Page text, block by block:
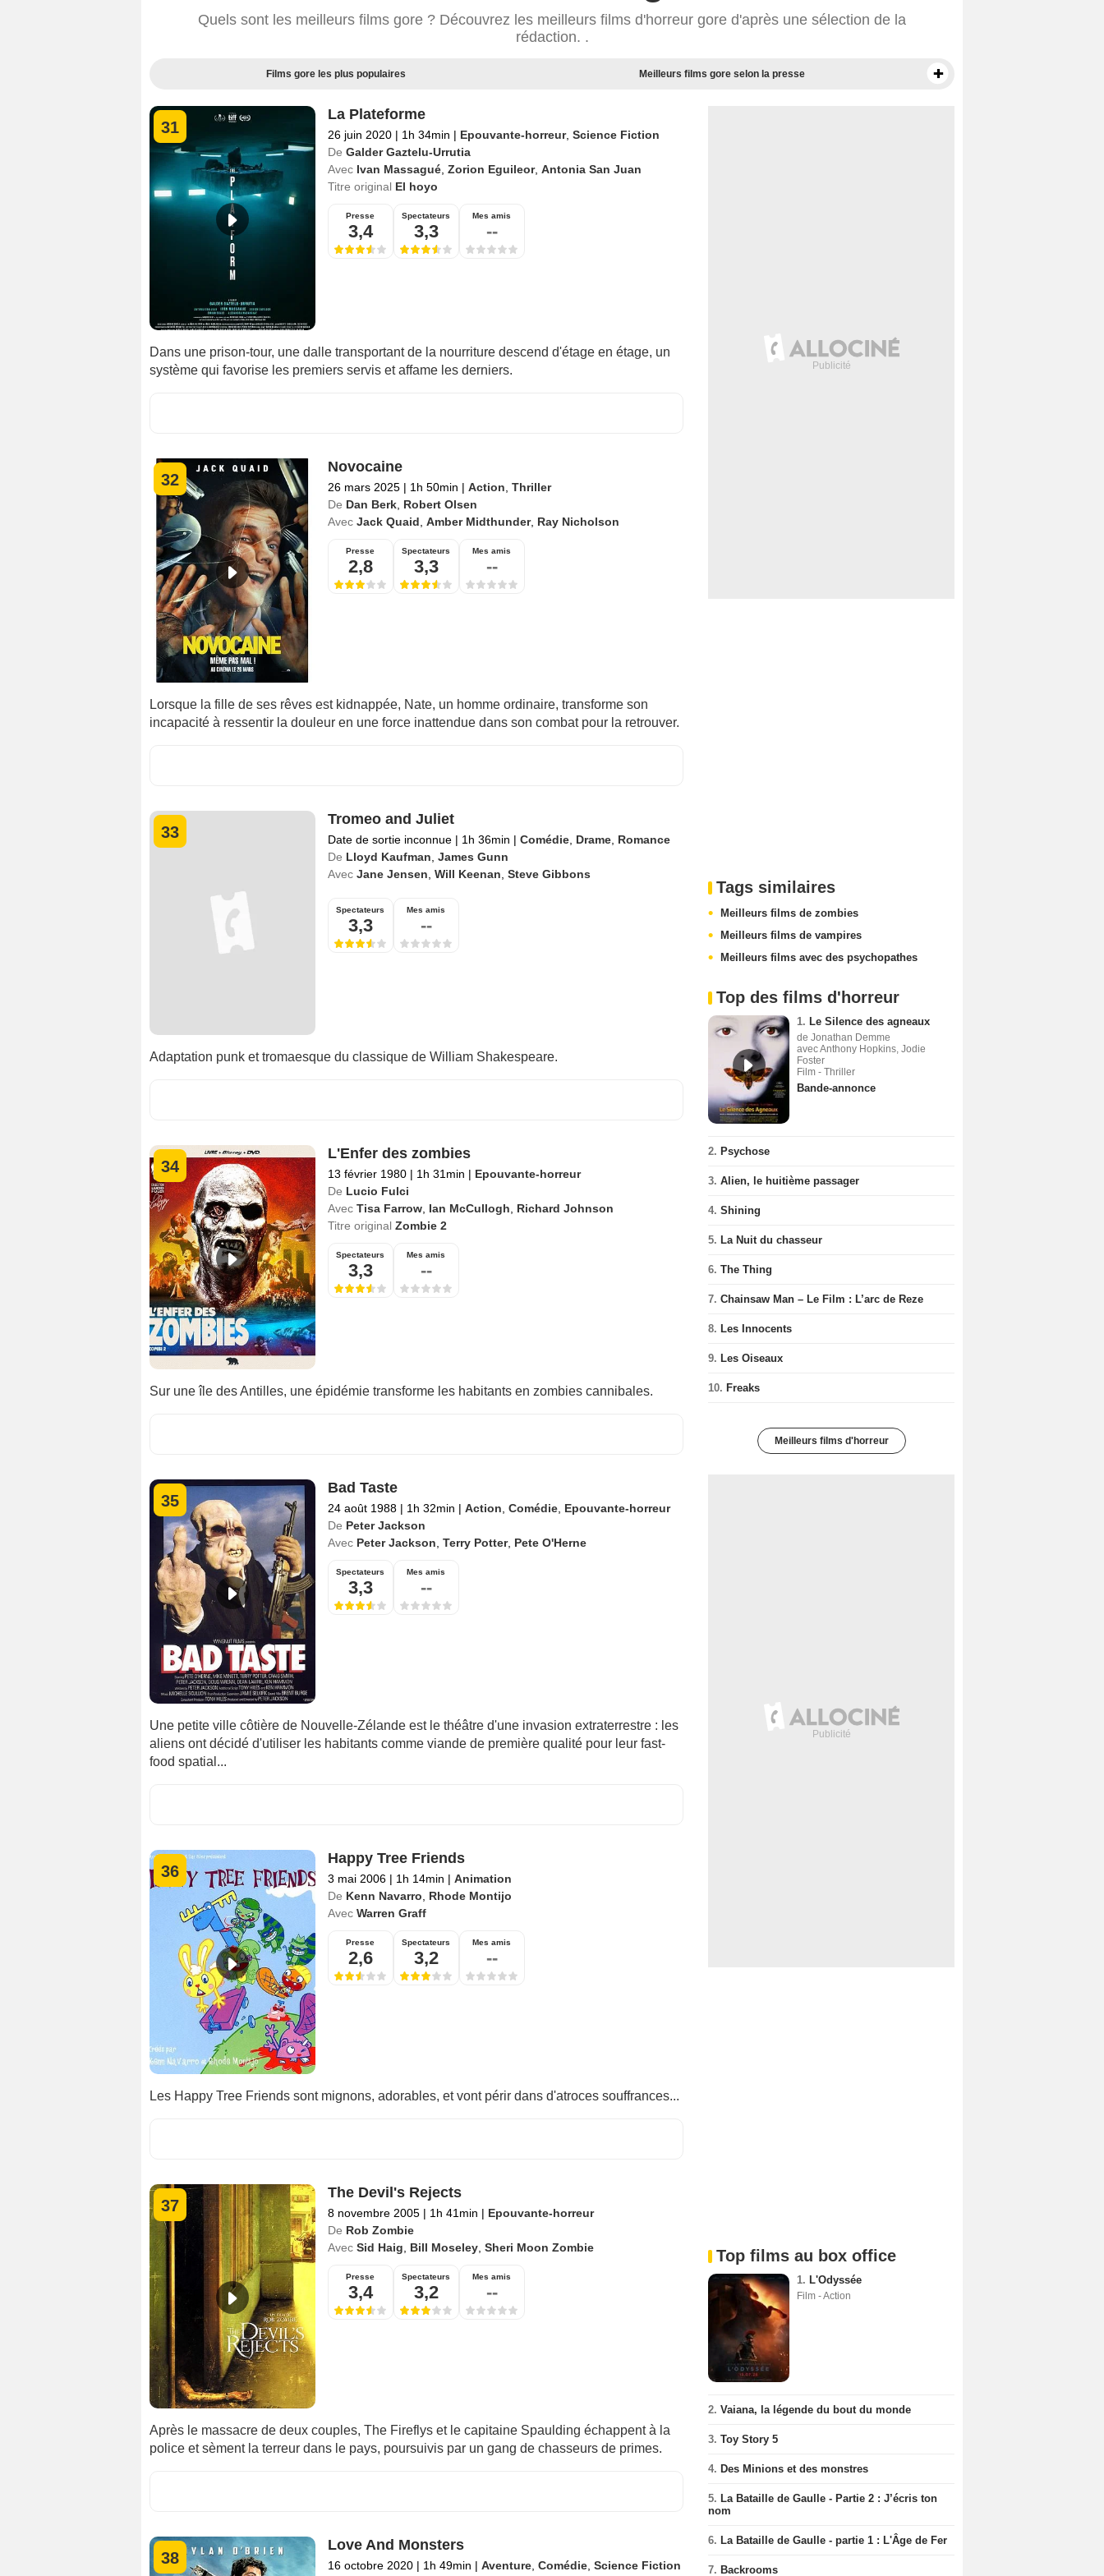
Quels sont les meilleurs films gore ? Découvrez les meilleurs films d'horreur gore d'après une sélection de la
rédaction. .
Films gore les plus populaires Meilleurs films gore selon la presse
31
La Plateforme
26 juin 2020 | 1h 34min | Epouvante-horreur, Science Fiction
De Galder Gaztelu-Urrutia
Avec Ivan Massagué, Zorion Eguileor, Antonia San Juan
Titre original El hoyo
Presse
3,4
Spectateurs
3,3
Mes amis
--
Dans une prison-tour, une dalle transportant de la nourriture descend d'étage en étage, un
système qui favorise les premiers servis et affame les derniers.
32
Novocaine
26 mars 2025 | 1h 50min | Action Thriller
De Dan Berk, Robert Olsen
Avec Jack Quaid Amber Midthunder, Ray Nicholson
Presse
2,8
Spectateurs
3,3
Mes amis
--
Lorsque la fille de ses rêves est kidnappée, Nate, un homme ordinaire, transforme son
incapacité à ressentir la douleur en une force inattendue dans son combat pour la retrouver.
33
Tromeo and Juliet
Date de sortie inconnue | 1h 36min | Comédie, Drame, Romance
De Lloyd Kaufman James Gunn
Avec Jane Jensen Will Keenan Steve Gibbons
Spectateurs
3,3
Mes amis
--
Adaptation punk et tromaesque du classique de William Shakespeare.
34
L'Enfer des zombies
13 février 1980 | 1h 31min | Epouvante-horreur
De Lucio Fulci
Avec Tisa Farrow, Ian McCullogh, Richard Johnson
Titre original Zombie 2
Spectateurs
3,3
Mes amis
--
Sur une île des Antilles, une épidémie transforme les habitants en zombies cannibales.
35
Bad Taste
24 août 1988 | 1h 32min | Action, Comédie, Epouvante-horreur
De Peter Jackson
Avec Peter Jackson, Terry Potter, Pete O'Herne
Spectateurs
3,3
Mes amis
--
Une petite ville côtière de Nouvelle-Zélande est le théâtre d'une invasion extraterrestre : les
aliens ont décidé d'utiliser les habitants comme viande de première qualité pour leur fast-
food spatial...
36
Happy Tree Friends
3 mai 2006 | 1h 14min | Animation
De Kenn Navarro, Rhode Montijo
Avec Warren Graff
Presse
2,6
Spectateurs
3,2
Mes amis
--
Les Happy Tree Friends sont mignons, adorables, et vont périr dans d'atroces souffrances...
37
The Devil's Rejects
8 novembre 2005 | 1h 41min | Epouvante-horreur
De Rob Zombie
Avec Sid Haig, Bill Moseley, Sheri Moon Zombie
Presse
3,4
Spectateurs
3,2
Mes amis
--
Après le massacre de deux couples, The Fireflys et le capitaine Spaulding échappent à la
police et sèment la terreur dans le pays, poursuivis par un gang de chasseurs de primes.
38
Love And Monsters
16 octobre 2020 | 1h 49min | Aventure, Comédie, Science Fiction
Tags similaires
Meilleurs films de zombies
Meilleurs films de vampires
Meilleurs films avec des psychopathes
Top des films d'horreur
1. Le Silence des agneaux
de Jonathan Demme
avec Anthony Hopkins, Jodie
Foster
Film - Thriller
Bande-annonce
2. Psychose
3. Alien, le huitième passager
4. Shining
5. La Nuit du chasseur
6. The Thing
7. Chainsaw Man – Le Film : L’arc de Reze
8. Les Innocents
9. Les Oiseaux
10. Freaks
Meilleurs films d'horreur
Top films au box office
1. L'Odyssée
Film - Action
2. Vaiana, la légende du bout du monde
3. Toy Story 5
4. Des Minions et des monstres
5. La Bataille de Gaulle - Partie 2 : J’écris ton
nom
6. La Bataille de Gaulle - partie 1 : L'Âge de Fer
7. Backrooms